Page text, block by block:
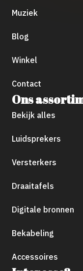
Muziek
Blog
Winkel
Contact
Ons
Bekijk alles
Luidsprekers
Versterkers
Draaitafels
Digitale bronnen
Bekabeling
Accessoires